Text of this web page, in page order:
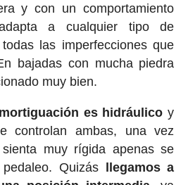
y con un comportamiento
a cualquier tipo de
las imperfecciones que
bajadas con mucha piedra
muy bien.
es hidráulico y
controlan ambas, una vez
muy rígida apenas se
Quizás llegamos a